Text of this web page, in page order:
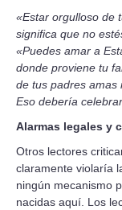
«Estar orgulloso de
significa que no
«Puedes amar a
donde proviene tu
de tus padres amas
Eso debería
Alarmas legales y
Otros lectores
claramente violaría
ningún mecanismo
nacidas aquí. Los